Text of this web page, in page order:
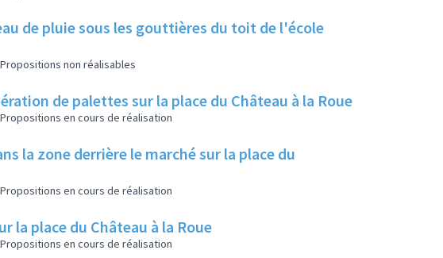
de pluie sous les gouttières du toit de l'école
Propositions non réalisables
de palettes sur la place du Château à la Roue
Propositions en cours de réalisation
la zone derrière le marché sur la place du
Propositions en cours de réalisation
la place du Château à la Roue
Propositions en cours de réalisation